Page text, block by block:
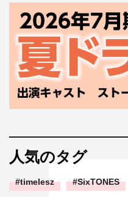
人気のタグ
timelesz SixTONES